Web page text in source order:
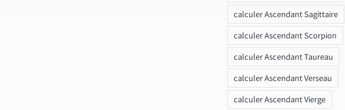
calculer Ascendant Sagittaire
calculer Ascendant Scorpion
calculer Ascendant Taureau
calculer Ascendant Verseau
calculer Ascendant Vierge